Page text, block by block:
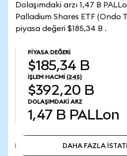
Dolaşımdaki arzı 1,47 B
Palladium Shares ETF (Ondo
piyasa değeri $185,34 B .
PIYASA DEĞERI
$185,34 B
İŞLEM HACMI (24S)
$392,20 B
DOLAŞIMDAKI ARZ
1,47 B PALLon
DAHA FAZLA